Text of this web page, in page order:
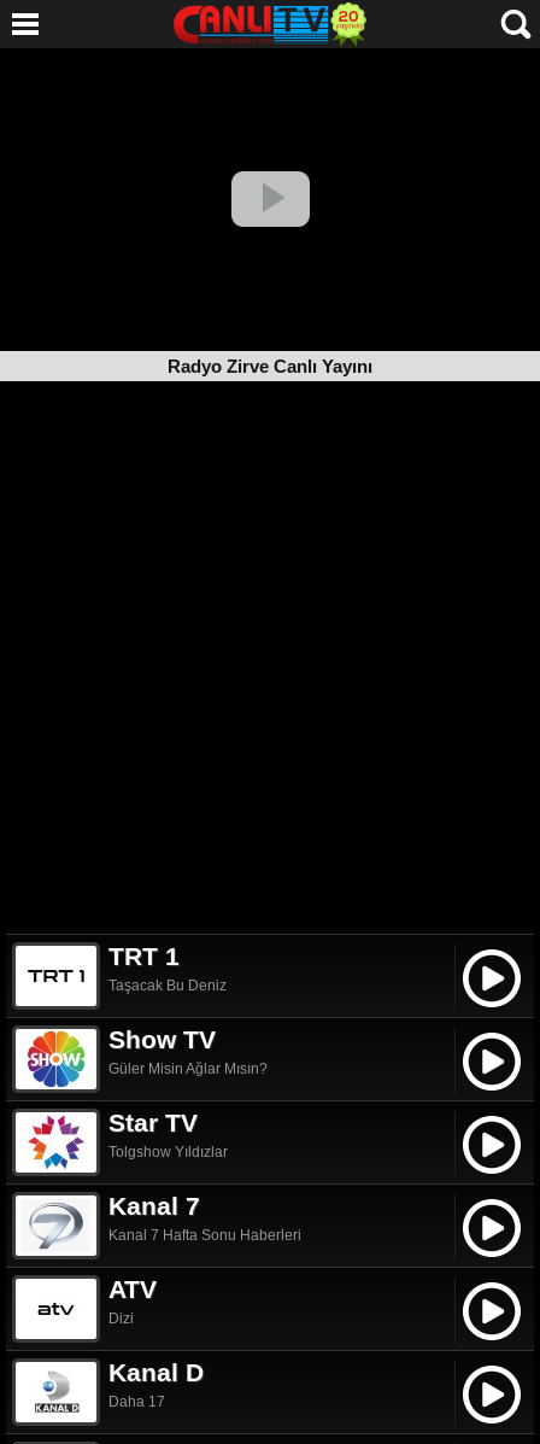
Radyo Zirve Canlı Yayını
TRT 1
Taşacak Bu Deniz
Show TV
Güler Misin Ağlar Mısın?
Star TV
Tolgshow Yıldızlar
Kanal 7
Kanal 7 Hafta Sonu Haberleri
ATV
Dizi
Kanal D
Daha 17